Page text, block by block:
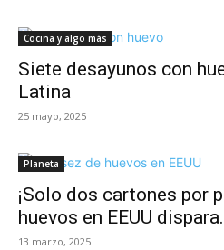
Cocina y algo más
Siete desayunos con
Latina
25 mayo, 2025
Planeta
¡Solo dos cartones por
huevos en EEUU
13 marzo, 2025